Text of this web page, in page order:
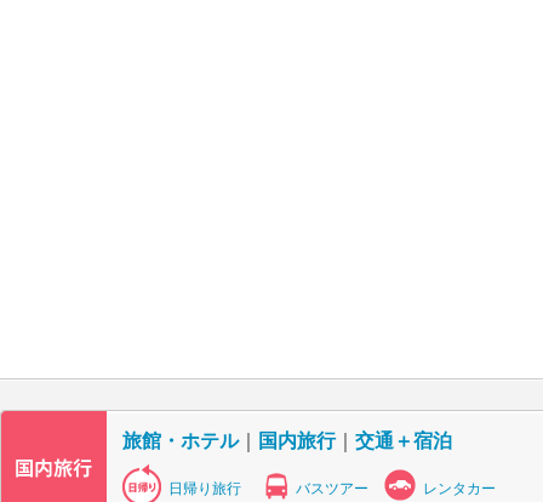
旅館・ホテル｜ 国内旅行｜ 交通＋宿泊
日帰り旅行 バスツアー レンタカー